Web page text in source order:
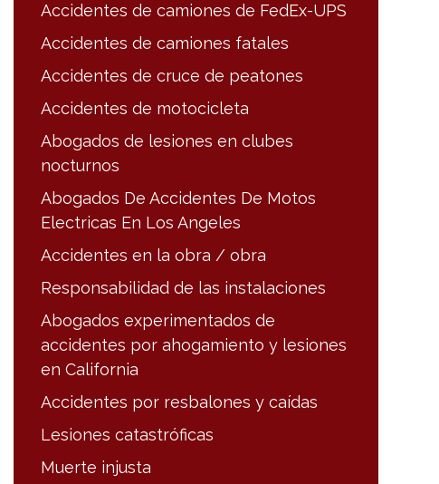
Accidentes de camiones de FedEx-UPS
Accidentes de camiones fatales
Accidentes de cruce de peatones
Accidentes de motocicleta
Abogados de lesiones en clubes
nocturnos
Abogados De Accidentes De Motos
Electricas En Los Angeles
Accidentes en la obra / obra
Responsabilidad de las instalaciones
Abogados experimentados de
accidentes por ahogamiento y lesiones
en California
Accidentes por resbalones y caídas
Lesiones catastróficas
Muerte injusta